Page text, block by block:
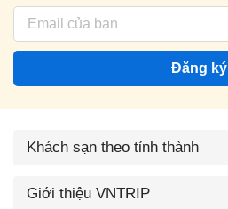
Đăng ký
Khách sạn theo tỉnh thành
Giới thiệu VNTRIP